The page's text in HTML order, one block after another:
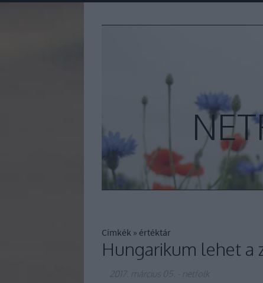
Címkék » értéktár
Hungarikum lehet a
2017. március 05. netfolk